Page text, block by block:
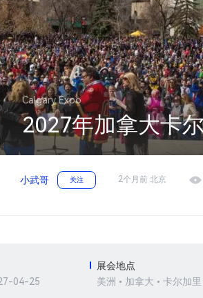
Calgary Expo
2027年加拿大卡
小武哥 关注 2个月前 北京
04-25
展会地点
美洲 • 加拿大 • 卡尔加里